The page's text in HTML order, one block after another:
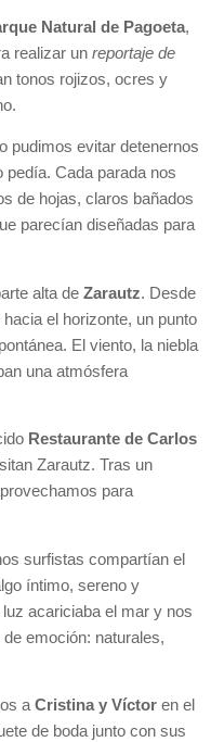
Natural de Pagoeta,
realizar un reportaje de
tonos rojizos, ocres y
pudimos evitar detenernos
pedía. Cada parada nos
de hojas, claros bañados
parecían diseñadas para
alta de Zarautz. Desde
el horizonte, un punto
El viento, la niebla
una atmósfera
Restaurante de Carlos
Zarautz. Tras un
para
surfistas compartían el
íntimo, sereno y
acariciaba el mar y nos
emoción: naturales,
a Cristina y Víctor en el
de boda junto con sus